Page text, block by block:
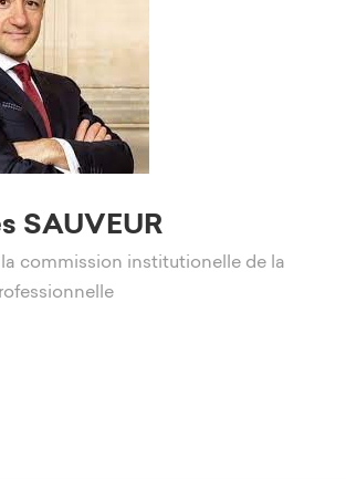
SAUVEUR
commission institutionelle de la